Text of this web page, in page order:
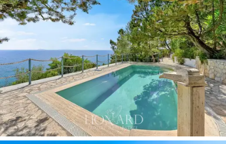
Villanın mimarisi, doğal olarak burnun yamacına yerleşmiş
oluppanoramik teraslar, asma bahçeler ve dinlenme
alanları sunmak için farklı seviyelerden yararlanıyor. Ana
konut, denize bakanaydınlık bir oturma odası, tam
donanımlı bir mutfak,ebeveyn banyolu bir ana yatak
odasıveşömineli ikinci bir yatak odası ile bizi
karşılıyor,ayrıca özel bir banyo ve gizlilik ve konfor
sağlamak için oturma alanının biraz üzerinde yükseltilmiş.
Birmisafir banyosuveaçık mutfak ve yemek alanı
bulunan bir dinlenmeterasıseviyeyi tamamlıyor.